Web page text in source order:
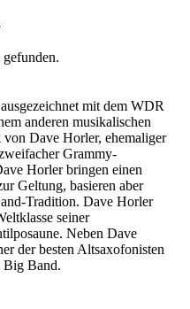
gefunden.
mit dem WDR
anderen musikalischen
von Dave Horler, ehemaliger
Grammy-
Horler bringen einen
Geltung, basieren aber
Tradition. Dave Horler
seiner
Neben Dave
der besten Altsaxofonisten
Big Band.